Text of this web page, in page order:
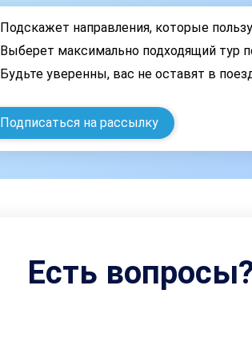
Подскажет направления, которые
Выберет максимально подходящий тур
Будьте уверенны, вас не оставят в
Подписаться на рассылку
Есть